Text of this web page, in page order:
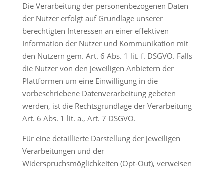
Die Verarbeitung der personenbezogenen Daten
der Nutzer erfolgt auf Grundlage unserer
berechtigten Interessen an einer effektiven
Information der Nutzer und Kommunikation mit
den Nutzern gem. Art. 6 Abs. 1 lit. f. DSGVO. Falls
die Nutzer von den jeweiligen Anbietern der
Plattformen um eine Einwilligung in die
vorbeschriebene Datenverarbeitung gebeten
werden, ist die Rechtsgrundlage der Verarbeitung
Art. 6 Abs. 1 lit. a., Art. 7 DSGVO.
Für eine detaillierte Darstellung der jeweiligen
Verarbeitungen und der
Widerspruchsmöglichkeiten (Opt-Out), verweisen